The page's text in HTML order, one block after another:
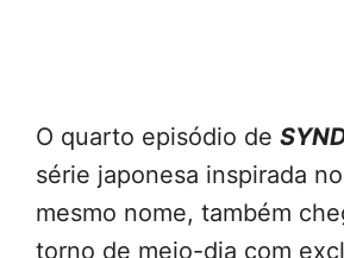
O quarto episódio de
série japonesa inspirada
mesmo nome, também
torno de meio-dia com